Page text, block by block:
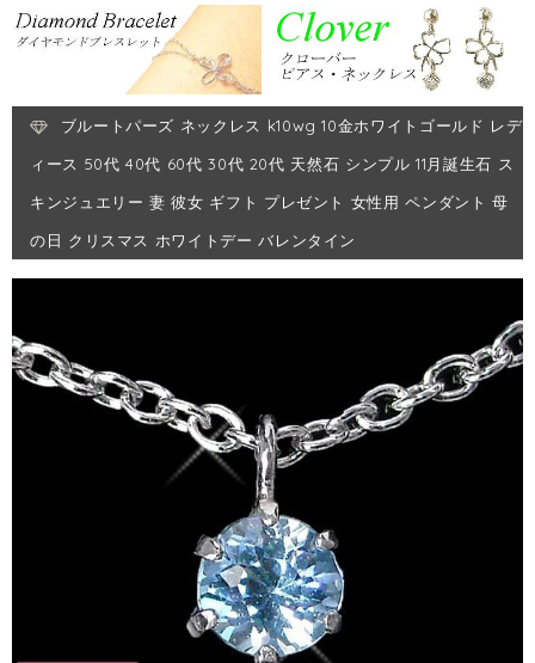
ブルートパーズ ネックレス k10wg 10金ホワイトゴールド レデ
ィース 50代 40代 60代 30代 20代 天然石 シンプル 11月誕生石 ス
キンジュエリー 妻 彼女 ギフト プレゼント 女性用 ペンダント 母
の日 クリスマス ホワイトデー バレンタイン